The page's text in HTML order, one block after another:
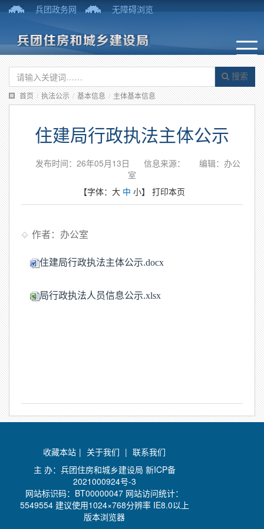
兵团政务网 无障碍浏览
搜索
首页 / 执法公示 / 基本信息 / 主体基本信息
住建局行政执法主体公示
发布时间：26年05月13日 信息来源：
编辑：办公
室
【字体： 大 中 小】 打印本页
作者：办公室
住建局行政执法主体公示.docx
局行政执法人员信息公示.xlsx
收藏本站 | 关于我们 | 联系我们
主 办：兵团住房和城乡建设局 新ICP备
2021000924号-3
网站标识码：BT00000047 网站访问统计：
5549554 建议使用1024×768分辨率 IE8.0以上
版本浏览器